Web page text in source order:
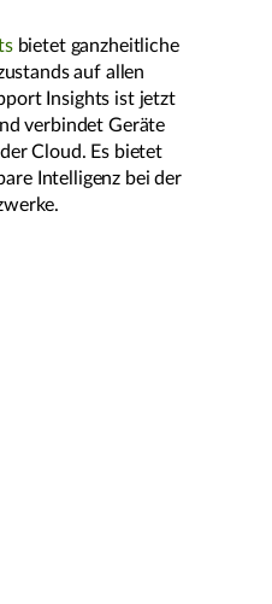
bietet ganzheitliche
auf allen
Insights ist jetzt
verbindet Geräte
Cloud. Es bietet
Intelligenz bei der